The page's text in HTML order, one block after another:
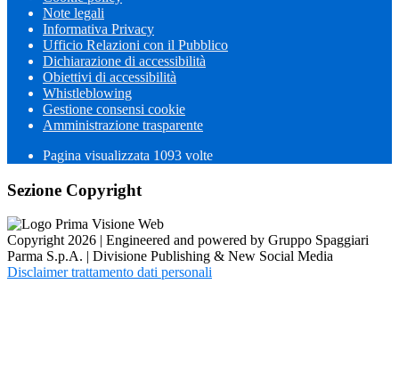
Note legali
Informativa Privacy
Ufficio Relazioni con il Pubblico
Dichiarazione di accessibilità
Obiettivi di accessibilità
Whistleblowing
Gestione consensi cookie
Amministrazione trasparente
Pagina visualizzata 1093 volte
Sezione Copyright
Copyright 2026 | Engineered and powered by Gruppo Spaggiari
Parma S.p.A. | Divisione Publishing & New Social Media
Disclaimer trattamento dati personali